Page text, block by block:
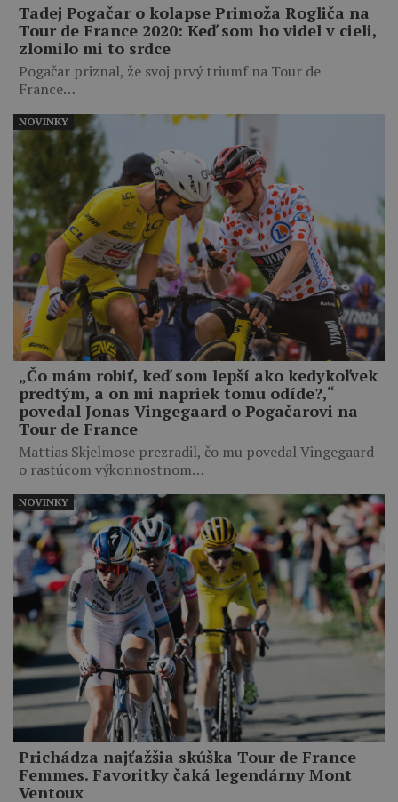
Tadej Pogačar o kolapse Primoža Rogliča na
Tour de France 2020: Keď som ho videl v cieli,
zlomilo mi to srdce
Pogačar priznal, že svoj prvý triumf na Tour de
France…
„Čo mám robiť, keď som lepší ako kedykoľvek
predtým, a on mi napriek tomu odíde?,“
povedal Jonas Vingegaard o Pogačarovi na
Tour de France
Mattias Skjelmose prezradil, čo mu povedal Vingegaard
o rastúcom výkonnostnom…
NOVINKY
Prichádza najťažšia skúška Tour de France
Femmes. Favoritky čaká legendárny Mont
Ventoux
NOVINKY